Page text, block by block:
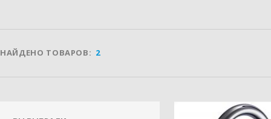
НАЙДЕНО ТОВАРОВ: 2